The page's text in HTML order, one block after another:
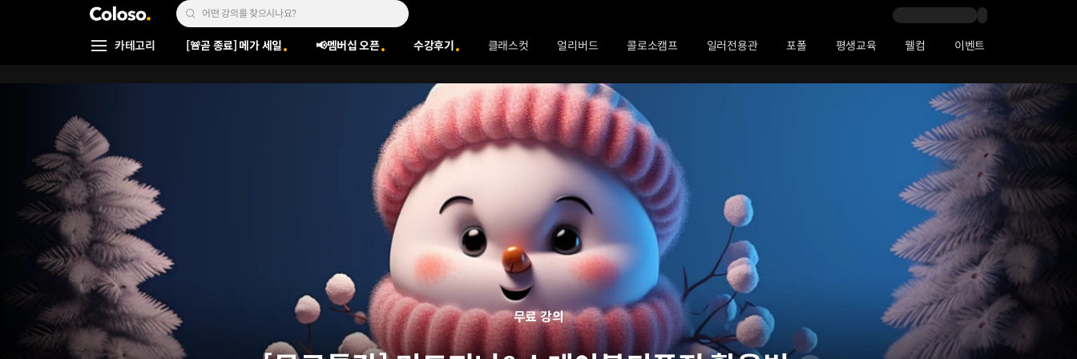
콜로소
Search Input
Coloso Menu
카테고리 [🚨곧 종료] 메가 세일 📢멤버십 오픈 수강후기 클래스컷 얼리버드 콜로소캠프 일러전용관 포폴 평생교육 웰컴 이벤트
무료 강의